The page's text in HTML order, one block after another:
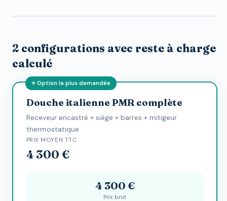
2 configurations avec reste à charge
calculé
⭐ Option la plus demandée
Douche italienne PMR complète
Receveur encastré + siège + barres + mitigeur
thermostatique
PRIX MOYEN TTC
4 300 €
4 300 €
Prix brut